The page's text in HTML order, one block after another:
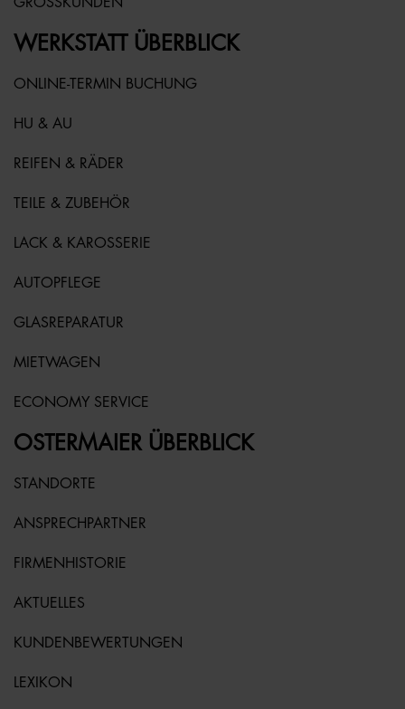
WERKSTATT ÜBERBLICK
ONLINE-TERMIN BUCHUNG
HU & AU
REIFEN & RÄDER
TEILE & ZUBEHÖR
LACK & KAROSSERIE
AUTOPFLEGE
GLASREPARATUR
MIETWAGEN
ECONOMY SERVICE
OSTERMAIER ÜBERBLICK
STANDORTE
ANSPRECHPARTNER
FIRMENHISTORIE
AKTUELLES
KUNDENBEWERTUNGEN
LEXIKON